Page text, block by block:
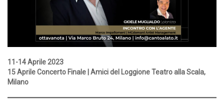
11-14 Aprile 2023
15 Aprile Concerto Finale | Amici del Loggione Teatro alla Scala,
Milano